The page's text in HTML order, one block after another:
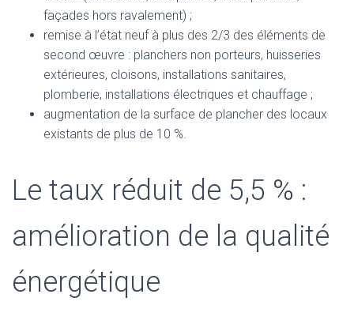
façades hors ravalement) ;
remise à l’état neuf à plus des 2/3 des éléments de
second œuvre : planchers non porteurs, huisseries
extérieures, cloisons, installations sanitaires,
plomberie, installations électriques et chauffage ;
augmentation de la surface de plancher des locaux
existants de plus de 10 %.
Le taux réduit de 5,5 % :
amélioration de la qualité
énergétique